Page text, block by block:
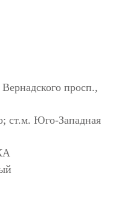
просп.,
ст.м. Юго-Западная